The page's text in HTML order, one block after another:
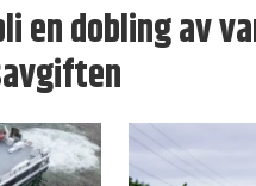
en dobling av